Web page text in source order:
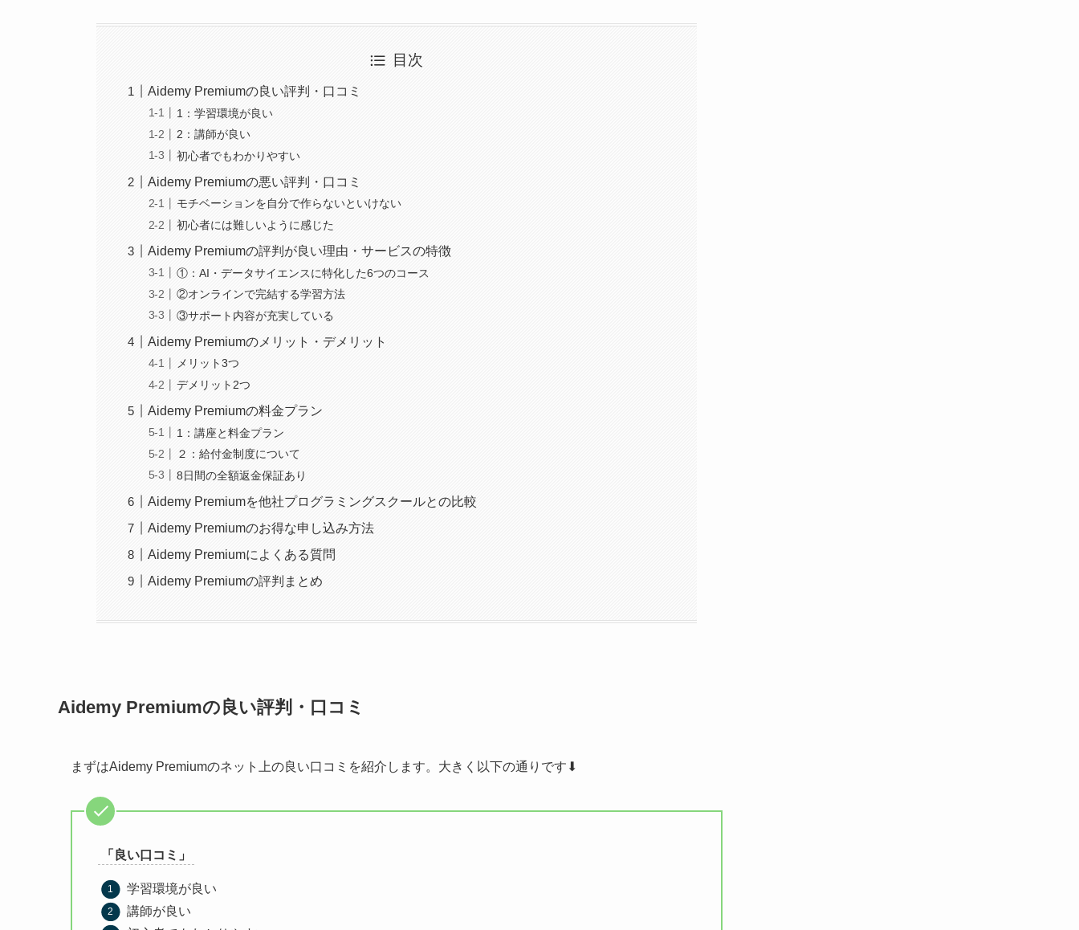
目次
Aidemy Premiumの良い評判・口コミ
1：学習環境が良い
2：講師が良い
初心者でもわかりやすい
Aidemy Premiumの悪い評判・口コミ
モチベーションを自分で作らないといけない
初心者には難しいように感じた
Aidemy Premiumの評判が良い理由・サービスの特徴
①：AI・データサイエンスに特化した6つのコース
②オンラインで完結する学習方法
③サポート内容が充実している
Aidemy Premiumのメリット・デメリット
メリット3つ
デメリット2つ
Aidemy Premiumの料金プラン
1：講座と料金プラン
２：給付金制度について
8日間の全額返金保証あり
Aidemy Premiumを他社プログラミングスクールとの比較
Aidemy Premiumのお得な申し込み方法
Aidemy Premiumによくある質問
Aidemy Premiumの評判まとめ
Aidemy Premiumの良い評判・口コミ
まずはAidemy Premiumのネット上の良い口コミを紹介します。大きく以下の通りです⬇︎
「良い口コミ」
学習環境が良い
講師が良い